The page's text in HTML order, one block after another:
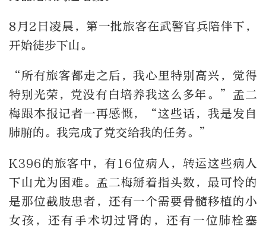
8月2日凌晨，第一批旅客在武警官兵陪伴下，
开始徒步下山。
“所有旅客都走之后，我心里特别高兴，觉得
特别光荣，党没有白培养我这么多年。”孟二
梅跟本报记者一再感慨，“这些话，我是发自
肺腑的。我完成了党交给我的任务。”
K396的旅客中，有16位病人，转运这些病人
下山尤为困难。孟二梅掰着指头数，最可怜的
是那位截肢患者，还有一个需要骨髓移植的小
女孩，还有手术切过肾的，还有一位肺栓塞